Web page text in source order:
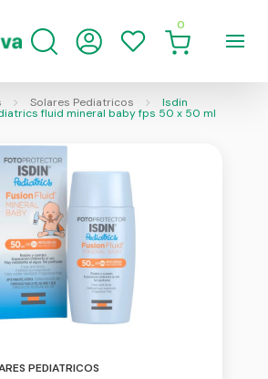
0
Solares Pediatricos Isdin
fluid mineral baby fps 50 x 50 ml
PEDIATRICOS